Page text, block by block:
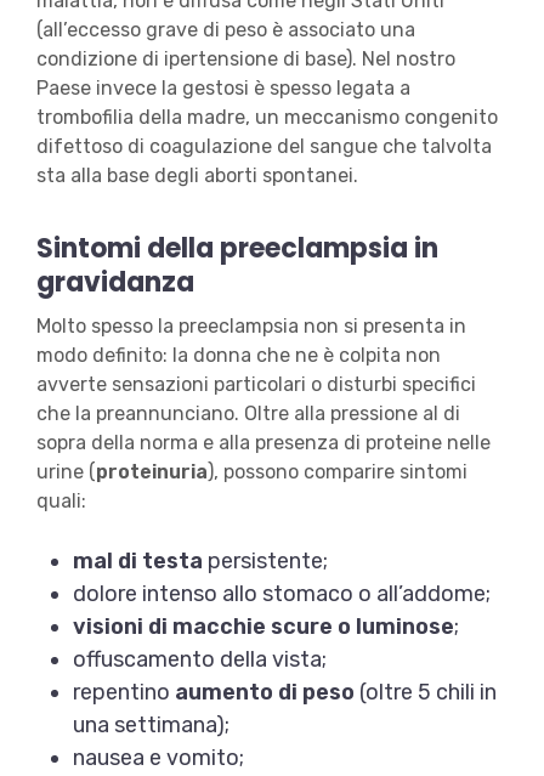
(all’eccesso grave di peso è associato una
condizione di ipertensione di base). Nel nostro
Paese invece la gestosi è spesso legata a
trombofilia della madre, un meccanismo congenito
difettoso di coagulazione del sangue che talvolta
sta alla base degli aborti spontanei.
Sintomi della preeclampsia in
gravidanza
Molto spesso la preeclampsia non si presenta in
modo definito: la donna che ne è colpita non
avverte sensazioni particolari o disturbi specifici
che la preannunciano. Oltre alla pressione al di
sopra della norma e alla presenza di proteine nelle
urine ( proteinuria), possono comparire sintomi
quali:
mal di testa persistente;
dolore intenso allo stomaco o all’addome;
visioni di macchie scure o luminose;
offuscamento della vista;
repentino aumento di peso (oltre 5 chili in
una settimana);
nausea e vomito;